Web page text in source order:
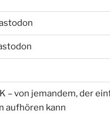
– von jemandem, der
aufhören kann